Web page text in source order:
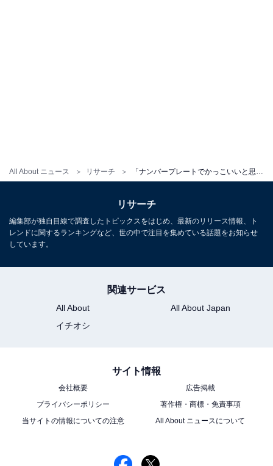
All About ニュース リサーチ
リサーチ
編集部が独自目線で調査したトピックスをはじめ、最新のリリース情報、ト
レンドに関するランキングなど、世の中で注目を集めている話題をお知らせ
しています。
関連サービス
All About
All About Japan
イチオシ
サイト情報
会社概要
広告掲載
プライバシーポリシー
著作権・商標・免責事項
当サイトの情報についての注意
All About ニュースについて